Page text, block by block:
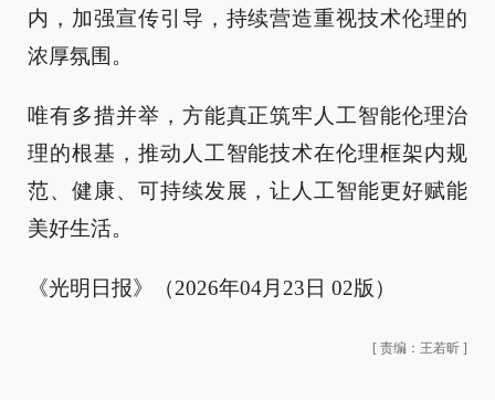
内，加强宣传引导，持续营造重视技术伦理的
浓厚氛围。
唯有多措并举，方能真正筑牢人工智能伦理治
理的根基，推动人工智能技术在伦理框架内规
范、健康、可持续发展，让人工智能更好赋能
美好生活。
《光明日报》（2026年04月23日 02版）
[ 责编：王若昕 ]